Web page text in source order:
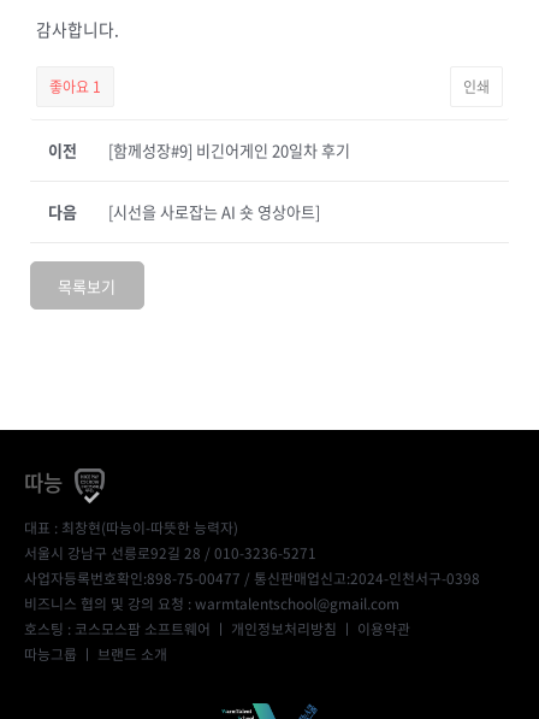
감사합니다.
좋아요 1 인쇄
이전 [함께성장#9] 비긴어게인 20일차 후기
[시선을 사로잡는 AI 숏 영상아트]
다음
목록보기
따능
대표 : 최창현(따능이-따뜻한 능력자)
서울시 강남구 선릉로92길 28 / 010-3236-5271
사업자등록번호확인:898-75-00477 / 통신판매업신고:2024-인천서구-0398
비즈니스 협의 및 강의 요청 : warmtalentschool@gmail.com
호스팅 : 코스모스팜 소프트웨어 ㅣ 개인정보처리방침 ㅣ 이용약관
따능그룹 ㅣ 브랜드 소개